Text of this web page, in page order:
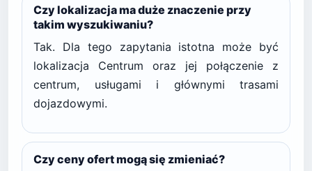
Czy lokalizacja ma duże znaczenie przy
takim wyszukiwaniu?
Tak. Dla tego zapytania istotna może być
lokalizacja Centrum oraz jej połączenie z
centrum, usługami i głównymi trasami
dojazdowymi.
Czy ceny ofert mogą się zmieniać?